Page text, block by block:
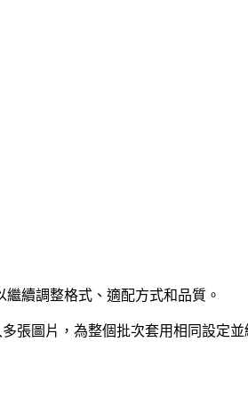
續調整格式、適配方式和品質。
張圖片，為整個批次套用相同設定並